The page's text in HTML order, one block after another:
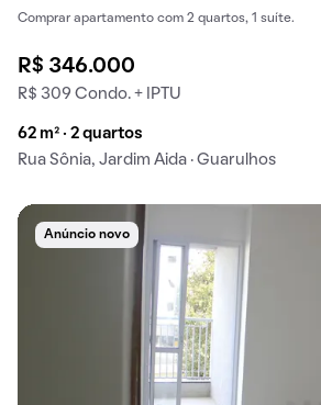
Comprar apartamento com 2 quartos, 1 suíte.
R$ 346.000
R$ 309 Condo. + IPTU
62 m² · 2 quartos
Rua Sônia, Jardim Aida · Guarulhos
Anúncio novo